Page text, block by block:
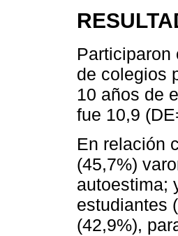
Participaron
de colegios
10 años de
fue 10,9
En relación
(45,7%)
autoestima;
estudiantes
(42,9%),